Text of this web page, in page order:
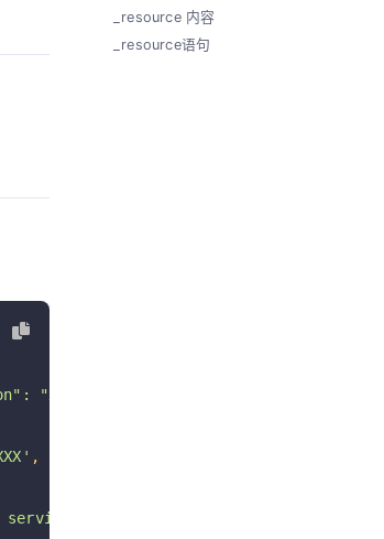
"xxx"}, "after": [] }'
,
service sql'
_resource 内容
_resource语句